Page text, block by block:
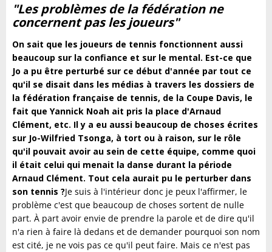
"Les problèmes de la fédération ne
concernent pas les joueurs"
On sait que les joueurs de tennis fonctionnent aussi
beaucoup sur la confiance et sur le mental. Est-ce que
Jo a pu être perturbé sur ce début d'année par tout ce
qu'il se disait dans les médias à travers les dossiers de
la fédération française de tennis, de la Coupe Davis, le
fait que Yannick Noah ait pris la place d'Arnaud
Clément, etc. Il y a eu aussi beaucoup de choses écrites
sur Jo-Wilfried Tsonga, à tort ou à raison, sur le rôle
qu'il pouvait avoir au sein de cette équipe, comme quoi
il était celui qui menait la danse durant la période
Arnaud Clément. Tout cela aurait pu le perturber dans
son tennis ?Je suis à l'intérieur donc je peux l'affirmer, le
problème c'est que beaucoup de choses sortent de nulle
part. À part avoir envie de prendre la parole et de dire qu'il
n'a rien à faire là dedans et de demander pourquoi son nom
est cité, je ne vois pas ce qu'il peut faire. Mais ce n'est pas